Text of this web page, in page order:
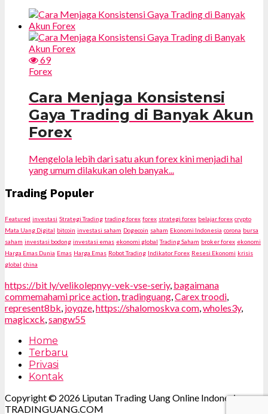
69
Forex
Cara Menjaga Konsistensi
Gaya Trading di Banyak Akun
Forex
Mengelola lebih dari satu akun forex kini menjadi hal
yang umum dilakukan oleh banyak...
Trading Populer
Featured investasi Strategi Trading trading forex forex strategi forex belajar forex crypto
Mata Uang Digital bitcoin investasi saham Dogecoin saham Ekonomi Indonesia corona bursa
saham investasi bodong investasi emas ekonomi global Trading Saham broker forex ekonomi
Harga Emas Dunia Emas Harga Emas Robot Trading Indikator Forex Resesi Ekonomi krisis
global china
https://bit ly/velikolepnyy-vek-vse-seriy, bagaimana
commemahami price action,tradinguang,Carex troodi,
represent8bk, joyqze,https://shalomoskva com,wholes3y,
magicxck,sangw55
Home
Terbaru
Privasi
Kontak
Copyright © 2026 Liputan Trading Uang Online Indonesia.
TRADINGUANG.COM